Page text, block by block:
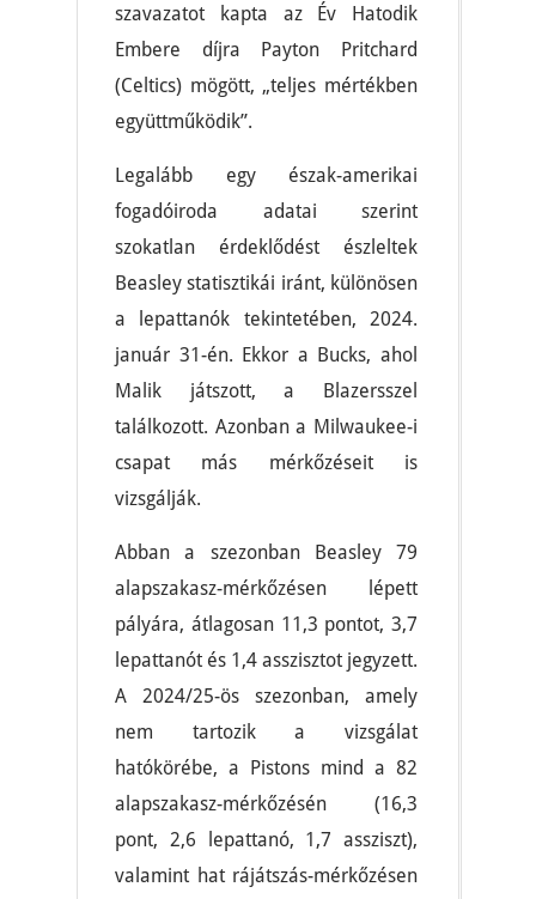
szavazatot kapta az Év Hatodik
Embere díjra Payton Pritchard
(Celtics) mögött, „teljes mértékben
együttműködik”.
Legalább egy észak-amerikai
fogadóiroda adatai szerint
szokatlan érdeklődést észleltek
Beasley statisztikái iránt, különösen
a lepattanók tekintetében, 2024.
január 31-én. Ekkor a Bucks, ahol
Malik játszott, a Blazersszel
találkozott. Azonban a Milwaukee-i
csapat más mérkőzéseit is
vizsgálják.
Abban a szezonban Beasley 79
alapszakasz-mérkőzésen lépett
pályára, átlagosan 11,3 pontot, 3,7
lepattanót és 1,4 asszisztot jegyzett.
A 2024/25-ös szezonban, amely
nem tartozik a vizsgálat
hatókörébe, a Pistons mind a 82
alapszakasz-mérkőzésén (16,3
pont, 2,6 lepattanó, 1,7 assziszt),
valamint hat rájátszás-mérkőzésen